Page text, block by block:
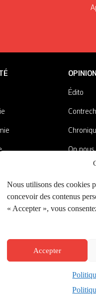
Nous utilisons des cookies
concevoir des contenus
« Accepter », vous
Accepter
Édito
On
Nos
A côté